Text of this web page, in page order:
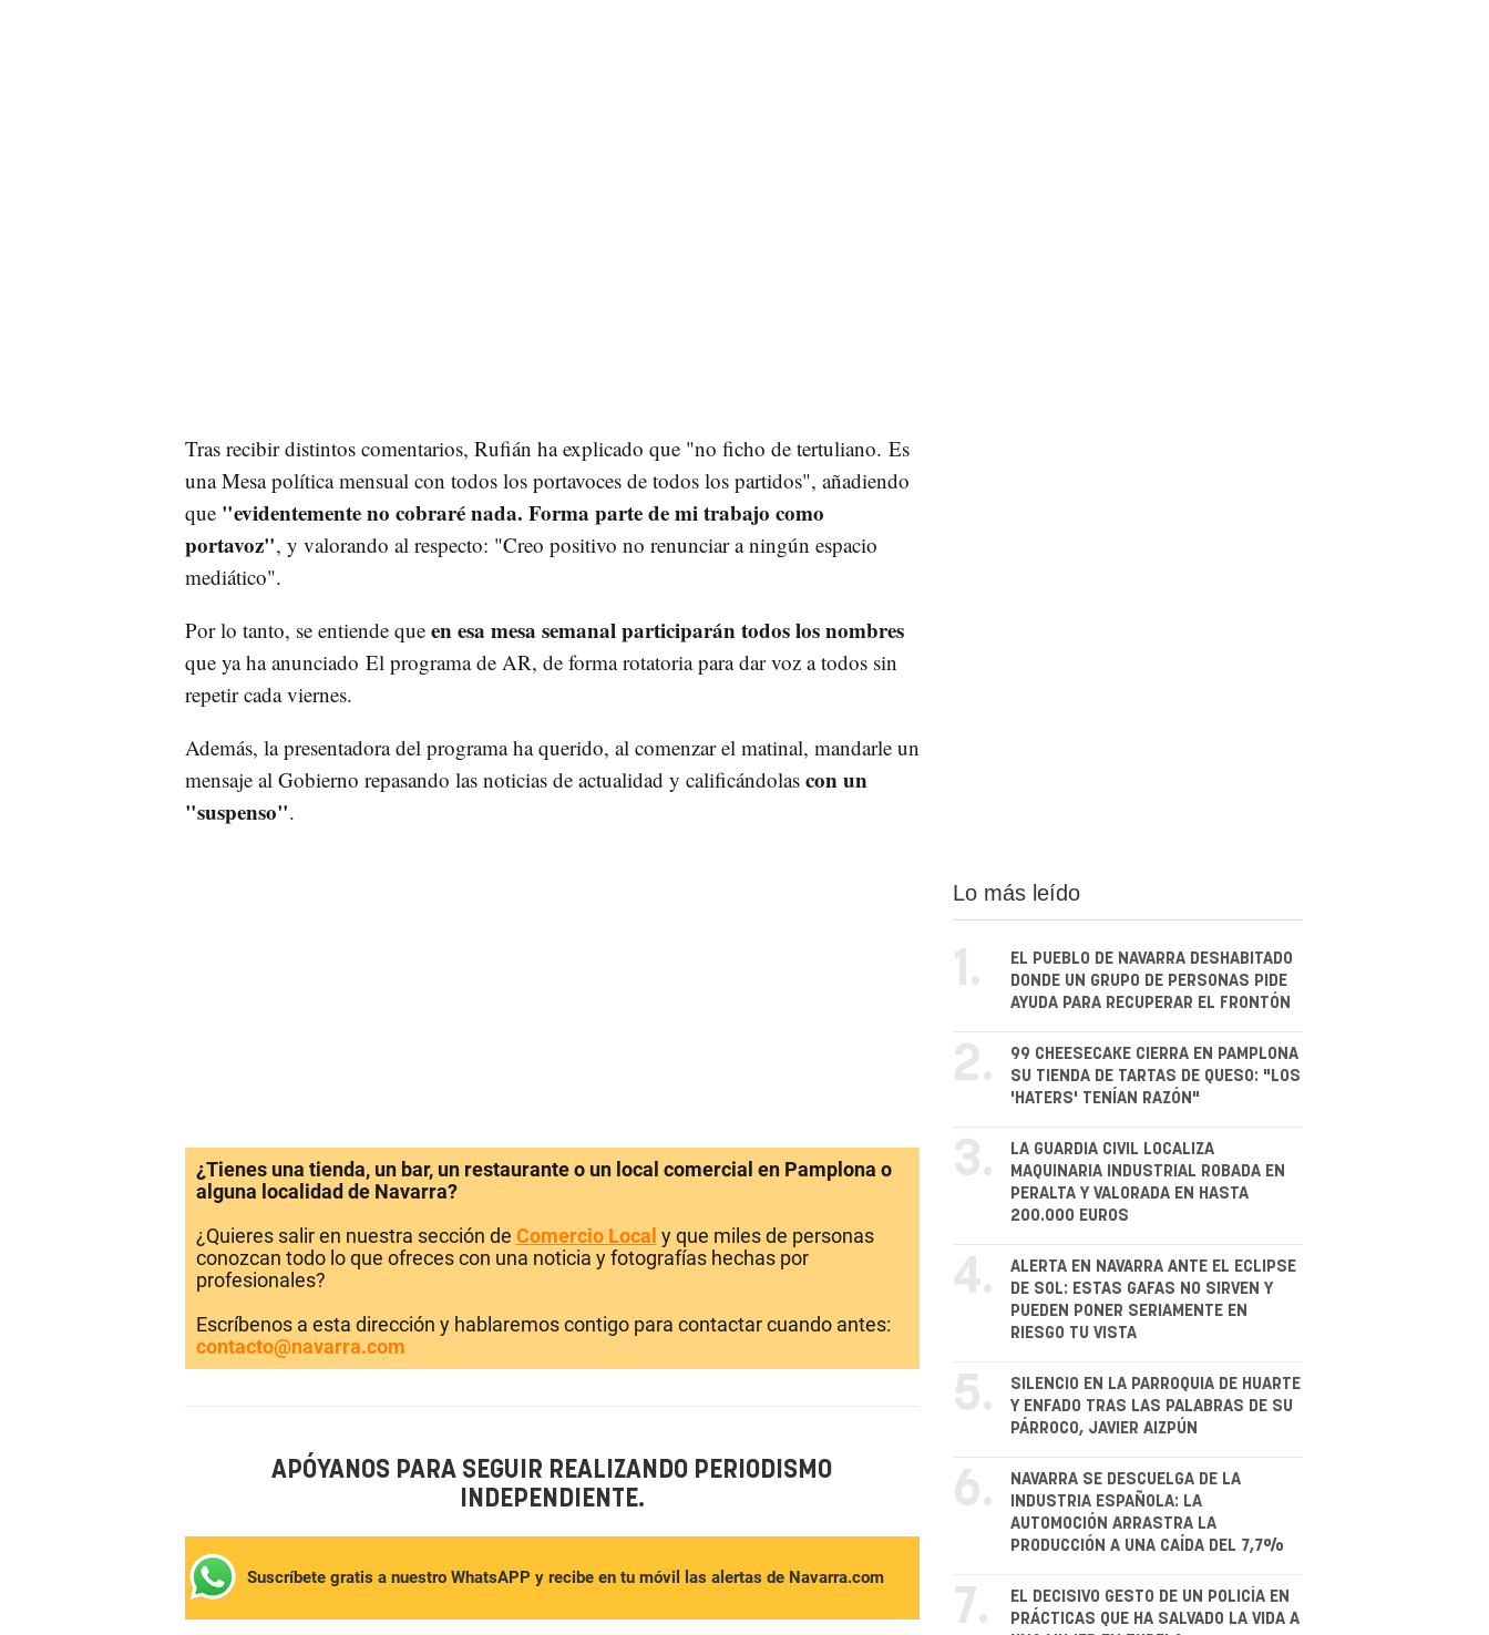
Tras recibir distintos comentarios, Rufián ha explicado que "no ficho de tertuliano. Es
una Mesa política mensual con todos los portavoces de todos los partidos", añadiendo
que"evidentemente no cobraré nada. Forma parte de mi trabajo como
portavoz", y valorando al respecto: "Creo positivo no renunciar a ningún espacio
mediático".
Por lo tanto, se entiende que en esa mesa semanal participarán todos los nombres
que ya ha anunciado El programa de AR, de forma rotatoria para dar voz a todos sin
repetir cada viernes.
Además, la presentadora del programa ha querido, al comenzar el matinal, mandarle un
mensaje al Gobierno repasando las noticias de actualidad y calificándolascon un
"suspenso".
¿Tienes una tienda, un bar, un restaurante o un local comercial en Pamplona o
alguna localidad de Navarra?
¿Quieres salir en nuestra sección de Comercio Local y que miles de personas
conozcan todo lo que ofreces con una noticia y fotografías hechas por
profesionales?
Escríbenos a esta dirección y hablaremos contigo para contactar cuando antes:
contacto@navarra.com
APÓYANOS PARA SEGUIR REALIZANDO PERIODISMO
INDEPENDIENTE.
Suscríbete gratis a nuestro WhatsAPP y recibe en tu móvil las alertas de Navarra.com
Lo más leído
1.
EL PUEBLO DE NAVARRA DESHABITADO
DONDE UN GRUPO DE PERSONAS PIDE
AYUDA PARA RECUPERAR EL FRONTÓN
2.
99 CHEESECAKE CIERRA EN PAMPLONA
SU TIENDA DE TARTAS DE QUESO: "LOS
'HATERS' TENÍAN RAZÓN"
3.
LA GUARDIA CIVIL LOCALIZA
MAQUINARIA INDUSTRIAL ROBADA EN
PERALTA Y VALORADA EN HASTA
200.000 EUROS
4.
ALERTA EN NAVARRA ANTE EL ECLIPSE
DE SOL: ESTAS GAFAS NO SIRVEN Y
PUEDEN PONER SERIAMENTE EN
RIESGO TU VISTA
5.
SILENCIO EN LA PARROQUIA DE HUARTE
Y ENFADO TRAS LAS PALABRAS DE SU
PÁRROCO, JAVIER AIZPÚN
6.
NAVARRA SE DESCUELGA DE LA
INDUSTRIA ESPAÑOLA: LA
AUTOMOCIÓN ARRASTRA LA
PRODUCCIÓN A UNA CAÍDA DEL 7,7%
7.
EL DECISIVO GESTO DE UN POLICÍA EN
PRÁCTICAS QUE HA SALVADO LA VIDA A